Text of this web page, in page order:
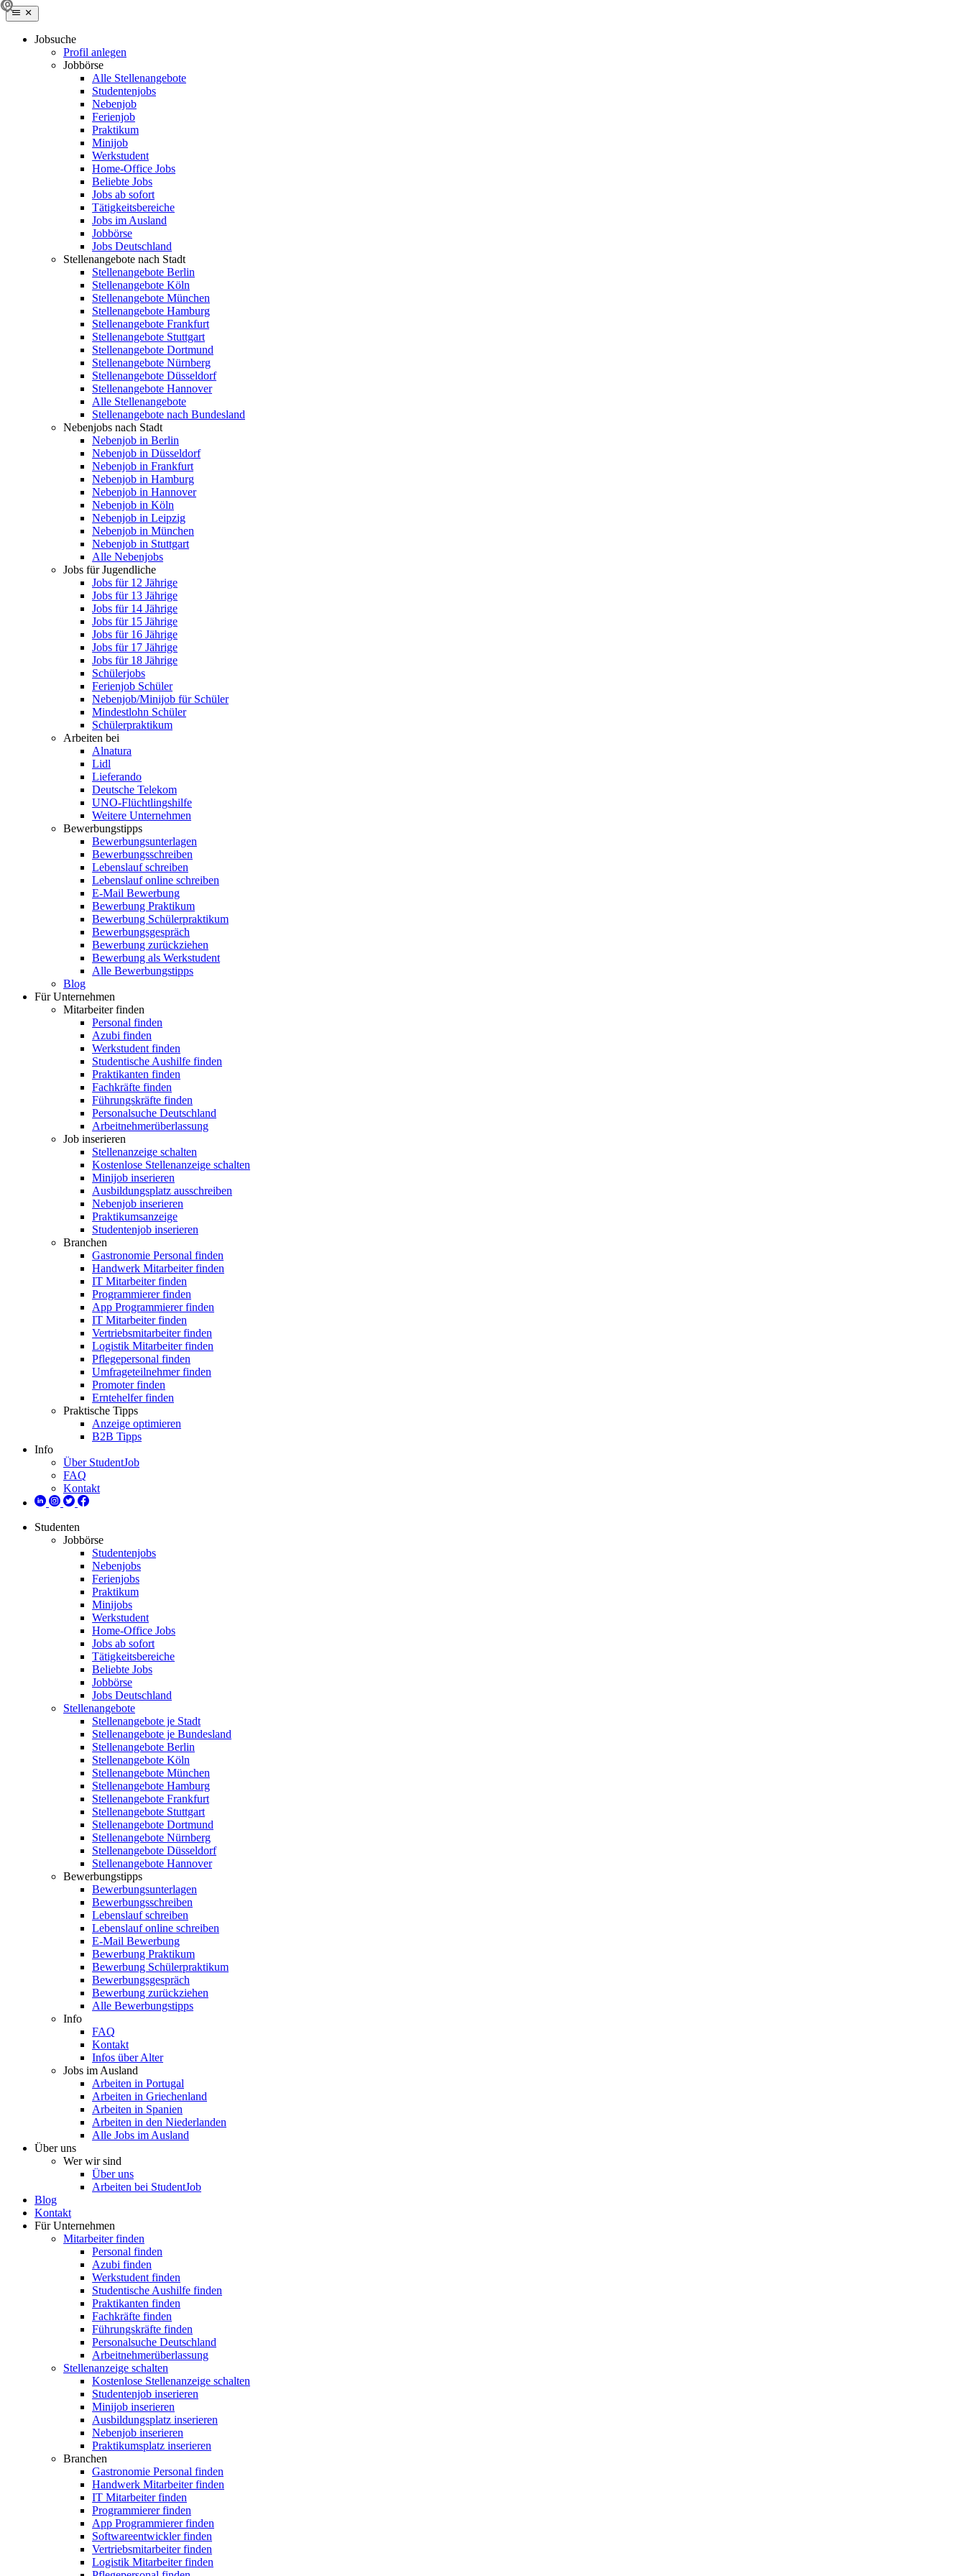
Jobsuche
Profil anlegen
Jobbörse
Alle Stellenangebote
Studentenjobs
Nebenjob
Ferienjob
Praktikum
Minijob
Werkstudent
Home-Office Jobs
Beliebte Jobs
Jobs ab sofort
Tätigkeitsbereiche
Jobs im Ausland
Jobbörse
Jobs Deutschland
Stellenangebote nach Stadt
Stellenangebote Berlin
Stellenangebote Köln
Stellenangebote München
Stellenangebote Hamburg
Stellenangebote Frankfurt
Stellenangebote Stuttgart
Stellenangebote Dortmund
Stellenangebote Nürnberg
Stellenangebote Düsseldorf
Stellenangebote Hannover
Alle Stellenangebote
Stellenangebote nach Bundesland
Nebenjobs nach Stadt
Nebenjob in Berlin
Nebenjob in Düsseldorf
Nebenjob in Frankfurt
Nebenjob in Hamburg
Nebenjob in Hannover
Nebenjob in Köln
Nebenjob in Leipzig
Nebenjob in München
Nebenjob in Stuttgart
Alle Nebenjobs
Jobs für Jugendliche
Jobs für 12 Jährige
Jobs für 13 Jährige
Jobs für 14 Jährige
Jobs für 15 Jährige
Jobs für 16 Jährige
Jobs für 17 Jährige
Jobs für 18 Jährige
Schülerjobs
Ferienjob Schüler
Nebenjob/Minijob für Schüler
Mindestlohn Schüler
Schülerpraktikum
Arbeiten bei
Alnatura
Lidl
Lieferando
Deutsche Telekom
UNO-Flüchtlingshilfe
Weitere Unternehmen
Bewerbungstipps
Bewerbungsunterlagen
Bewerbungsschreiben
Lebenslauf schreiben
Lebenslauf online schreiben
E-Mail Bewerbung
Bewerbung Praktikum
Bewerbung Schülerpraktikum
Bewerbungsgespräch
Bewerbung zurückziehen
Bewerbung als Werkstudent
Alle Bewerbungstipps
Blog
Für Unternehmen
Mitarbeiter finden
Personal finden
Azubi finden
Werkstudent finden
Studentische Aushilfe finden
Praktikanten finden
Fachkräfte finden
Führungskräfte finden
Personalsuche Deutschland
Arbeitnehmerüberlassung
Job inserieren
Stellenanzeige schalten
Kostenlose Stellenanzeige schalten
Minijob inserieren
Ausbildungsplatz ausschreiben
Nebenjob inserieren
Praktikumsanzeige
Studentenjob inserieren
Branchen
Gastronomie Personal finden
Handwerk Mitarbeiter finden
IT Mitarbeiter finden
Programmierer finden
App Programmierer finden
IT Mitarbeiter finden
Vertriebsmitarbeiter finden
Logistik Mitarbeiter finden
Pflegepersonal finden
Umfrageteilnehmer finden
Promoter finden
Erntehelfer finden
Praktische Tipps
Anzeige optimieren
B2B Tipps
Info
Über StudentJob
FAQ
Kontakt
Studenten
Jobbörse
Studentenjobs
Nebenjobs
Ferienjobs
Praktikum
Minijobs
Werkstudent
Home-Office Jobs
Jobs ab sofort
Tätigkeitsbereiche
Beliebte Jobs
Jobbörse
Jobs Deutschland
Stellenangebote
Stellenangebote je Stadt
Stellenangebote je Bundesland
Stellenangebote Berlin
Stellenangebote Köln
Stellenangebote München
Stellenangebote Hamburg
Stellenangebote Frankfurt
Stellenangebote Stuttgart
Stellenangebote Dortmund
Stellenangebote Nürnberg
Stellenangebote Düsseldorf
Stellenangebote Hannover
Bewerbungstipps
Bewerbungsunterlagen
Bewerbungsschreiben
Lebenslauf schreiben
Lebenslauf online schreiben
E-Mail Bewerbung
Bewerbung Praktikum
Bewerbung Schülerpraktikum
Bewerbungsgespräch
Bewerbung zurückziehen
Alle Bewerbungstipps
Info
FAQ
Kontakt
Infos über Alter
Jobs im Ausland
Arbeiten in Portugal
Arbeiten in Griechenland
Arbeiten in Spanien
Arbeiten in den Niederlanden
Alle Jobs im Ausland
Über uns
Wer wir sind
Über uns
Arbeiten bei StudentJob
Blog
Kontakt
Für Unternehmen
Mitarbeiter finden
Personal finden
Azubi finden
Werkstudent finden
Studentische Aushilfe finden
Praktikanten finden
Fachkräfte finden
Führungskräfte finden
Personalsuche Deutschland
Arbeitnehmerüberlassung
Stellenanzeige schalten
Kostenlose Stellenanzeige schalten
Studentenjob inserieren
Minijob inserieren
Ausbildungsplatz inserieren
Nebenjob inserieren
Praktikumsplatz inserieren
Branchen
Gastronomie Personal finden
Handwerk Mitarbeiter finden
IT Mitarbeiter finden
Programmierer finden
App Programmierer finden
Softwareentwickler finden
Vertriebsmitarbeiter finden
Logistik Mitarbeiter finden